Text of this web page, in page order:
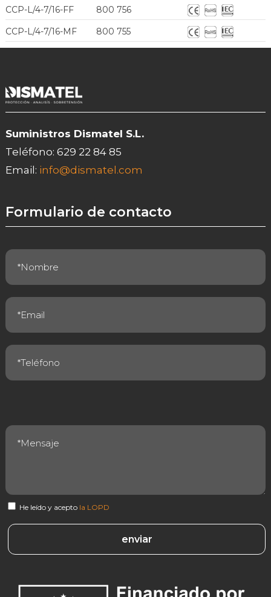
CCP-L/4-7/16-FF
800 756
CCP-L/4-7/16-MF
800 755
Suministros Dismatel S.L.
Teléfono: 629 22 84 85
Email: info@dismatel.com
Formulario de contacto
He leído y acepto la LOPD